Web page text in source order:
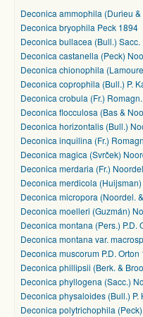
Deconica ammophila (Durieu
Deconica bryophila Peck 1894
Deconica bullacea (Bull.) Sacc.
Deconica castanella (Peck)
Deconica chionophila
Deconica coprophila (Bull.) P.
Deconica crobula (Fr.)
Deconica flocculosa (Bas &
Deconica horizontalis (Bull.)
Deconica inquilina (Fr.)
Deconica magica (Svrček)
Deconica merdaria (Fr.)
Deconica merdicola
Deconica micropora (Noordel.
Deconica moelleri (Guzmán)
Deconica montana (Pers.) P.D.
Deconica montana var.
Deconica muscorum P.D. Orton
Deconica phillipsii (Berk. &
Deconica phyllogena (Sacc.)
Deconica physaloides (Bull.) P.
Deconica polytrichophila